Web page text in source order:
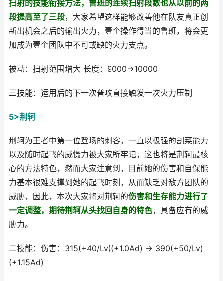
扫射的技能衔接方法，鲁班的连续扫射段数也从以前的两
段提高至了三段，大家希望这样能够改善他在队友真正创
新出机会之后的输出火力，壹个操作得当的鲁班，将会更
加成为壹个团队中不可或缺的火力支点。
被动：扫射范围增大 长度：9000→10000
三技能：运用后的下一次普攻直接触发一次火力压制
5>荆轲
荆轲为王者中第一位登场的刺客，一直以极强的割菜能力
以及随时起飞的威慑力被大家所牢记，这也将是荆轲最核
心的方法特色，然而大家注意到，目前她的伤害和自保能
力基本很难支撑到她的起飞时刻，从而缺乏对敌方团队的
威胁，因此，本次大家将对荆轲的伤害和生存能力进行了
一定调整，期待荆轲从头找回自身的特色，具备应有的威
胁力。
二技能：伤害：315(+40/Lv)(+1.0Ad) → 390(+50/Lv)
(+1.15Ad)